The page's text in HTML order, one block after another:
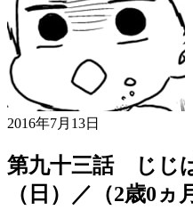
2016年7月13日
第九十三話 じじ
（日）／（2歳0ヵ